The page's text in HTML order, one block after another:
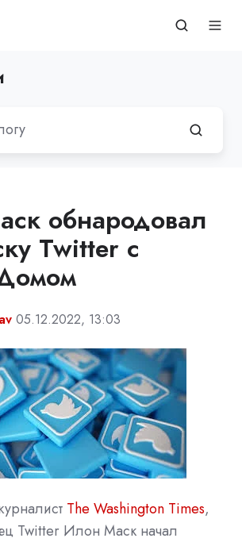
обнародовал
Twitter с
05.12.2022, 13:03
The Washington Times,
Twitter Илон Маск начал